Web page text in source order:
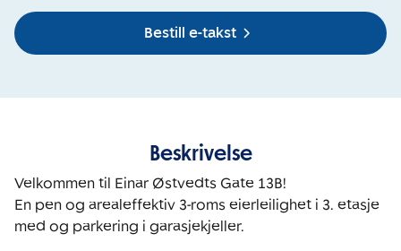
Bestill e-takst
Beskrivelse
Velkommen til Einar Østvedts Gate 13B!
En pen og arealeffektiv 3-roms eierleilighet i 3. etasje
med og parkering i garasjekjeller.